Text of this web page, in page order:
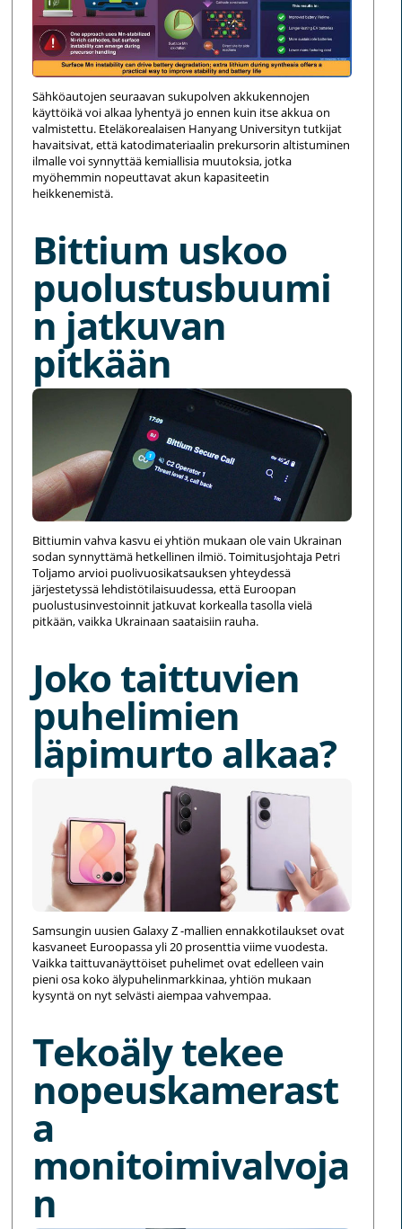
Sähköautojen seuraavan sukupolven akkukennojen
käyttöikä voi alkaa lyhentyä jo ennen kuin itse akkua on
valmistettu. Eteläkorealaisen Hanyang Universityn tutkijat
havaitsivat, että katodimateriaalin prekursorin altistuminen
ilmalle voi synnyttää kemiallisia muutoksia, jotka
myöhemmin nopeuttavat akun kapasiteetin
heikkenemistä.
Bittium uskoo
puolustusbuumi
n jatkuvan
pitkään
Bittiumin vahva kasvu ei yhtiön mukaan ole vain Ukrainan
sodan synnyttämä hetkellinen ilmiö. Toimitusjohtaja Petri
Toljamo arvioi puolivuosikatsauksen yhteydessä
järjestetyssä lehdistötilaisuudessa, että Euroopan
puolustusinvestoinnit jatkuvat korkealla tasolla vielä
pitkään, vaikka Ukrainaan saataisiin rauha.
Joko taittuvien
puhelimien
läpimurto alkaa?
Samsungin uusien Galaxy Z -mallien ennakkotilaukset ovat
kasvaneet Euroopassa yli 20 prosenttia viime vuodesta.
Vaikka taittuvanäyttöiset puhelimet ovat edelleen vain
pieni osa koko älypuhelinmarkkinaa, yhtiön mukaan
kysyntä on nyt selvästi aiempaa vahvempaa.
Tekoäly tekee
nopeuskamerast
a
monitoimivalvoja
n